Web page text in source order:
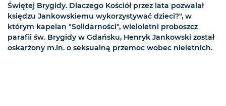
Świętej Brygidy. Dlaczego Kościół przez lata pozwalał
księdzu Jankowskiemu wykorzystywać dzieci?", w
którym kapelan "Solidarności", wieloletni proboszcz
parafii św. Brygidy w Gdańsku, Henryk Jankowski został
oskarżony m.in. o seksualną przemoc wobec nieletnich.